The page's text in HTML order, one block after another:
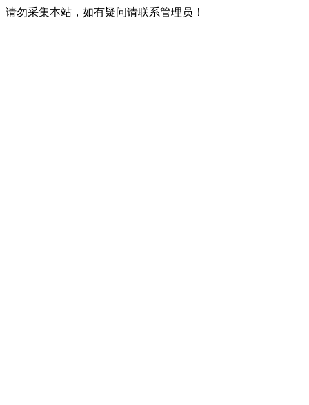
请勿采集本站，如有疑问请联系管理员！